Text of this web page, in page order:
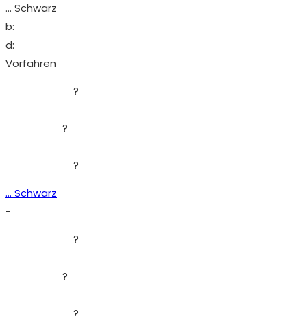
... Schwarz
b:
d:
Vorfahren
?
?
?
... Schwarz
-
?
?
?